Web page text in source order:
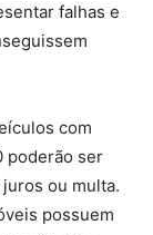
falhas e
com
poderão ser
ou multa.
possuem